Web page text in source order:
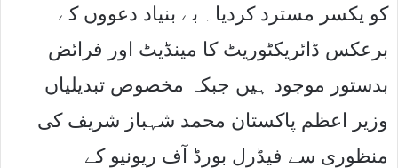
کو یکسر مسترد کردیا۔ بے بنیاد دعووں کے
برعکس ڈائریکٹوریٹ کا مینڈیٹ اور فرائض
بدستور موجود ہیں جبکہ مخصوص تبدیلیاں
وزیر اعظم پاکستان محمد شہباز شریف کی
منظوری سے فیڈرل بورڈ آف ریونیو کے